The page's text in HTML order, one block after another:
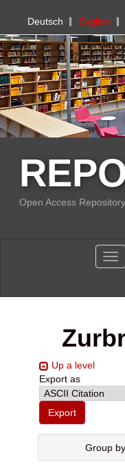
PHBern
Deutsch English
Open Access
Up a level
Export as
Group